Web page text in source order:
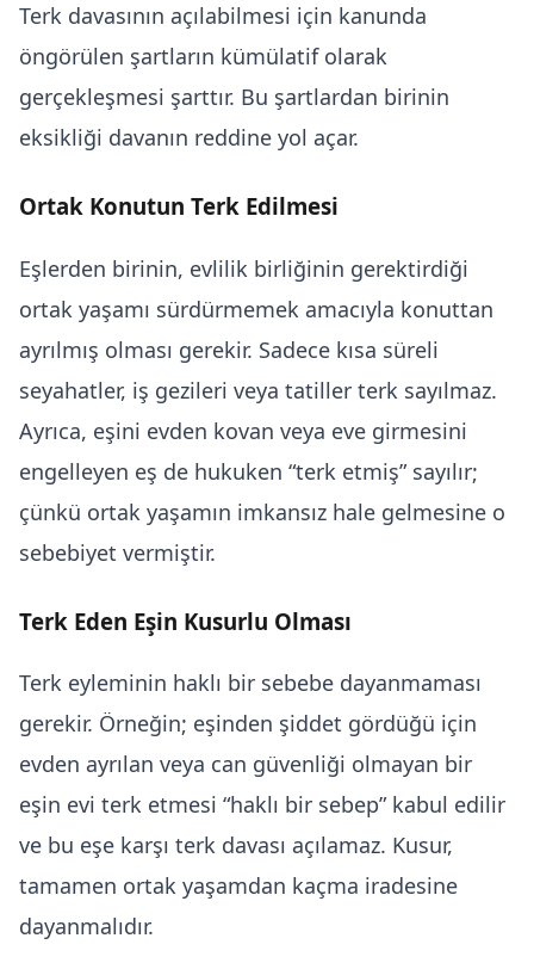
Terk davasının açılabilmesi için kanunda
öngörülen şartların kümülatif olarak
gerçekleşmesi şarttır. Bu şartlardan birinin
eksikliği davanın reddine yol açar.
Ortak Konutun Terk Edilmesi
Eşlerden birinin, evlilik birliğinin gerektirdiği
ortak yaşamı sürdürmemek amacıyla konuttan
ayrılmış olması gerekir. Sadece kısa süreli
seyahatler, iş gezileri veya tatiller terk sayılmaz.
Ayrıca, eşini evden kovan veya eve girmesini
engelleyen eş de hukuken “terk etmiş” sayılır;
çünkü ortak yaşamın imkansız hale gelmesine o
sebebiyet vermiştir.
Terk Eden Eşin Kusurlu Olması
Terk eyleminin haklı bir sebebe dayanmaması
gerekir. Örneğin; eşinden şiddet gördüğü için
evden ayrılan veya can güvenliği olmayan bir
eşin evi terk etmesi “haklı bir sebep” kabul edilir
ve bu eşe karşı terk davası açılamaz. Kusur,
tamamen ortak yaşamdan kaçma iradesine
dayanmalıdır.